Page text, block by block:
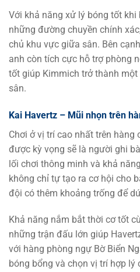
Với khả năng xử lý bóng tốt
những đường chuyền chính
chủ khu vực giữa sân. Bên
anh còn tích cực hỗ trợ phòng
tốt giúp Kimmich trở thành
sân.
Kai Havertz – Mũi nhọn trên
Chơi ở vị trí cao nhất trên hàng
được kỳ vọng sẽ là người ghi
lối chơi thông minh và khả
không chỉ tự tạo ra cơ hội cho
đội có thêm khoảng trống để
Khả năng nắm bắt thời cơ tốt
những trận đấu lớn giúp
với hàng phòng ngự Bờ Biển
bóng bổng và chọn vị trí hợp